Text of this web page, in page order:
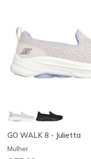
GO WALK 8 - Julietta
Mulher